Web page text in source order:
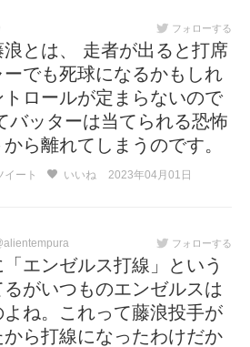
フォローする
とは、 走者が出ると打席
でも死球になるかもしれ
ロールが定まらないので
バッターは当てられる恐怖
ら離れてしまうのです。
イート いいね
2023年04月01日
フォローする
「エンゼルス打線」という
がいつものエンゼルスは
ね。これって藤浪投手が
ら打線になったわけだか